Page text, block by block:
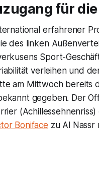
für
erfahrener
des linken
Sport-
verleihen und
am Mittwoch bereits
gegeben. Der
Boniface zu Al Nassr